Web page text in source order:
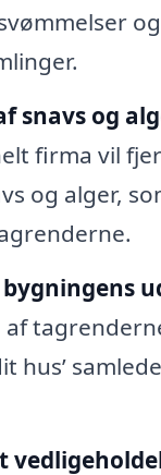
og
snavs og
firma vil
og alger,
af
hus’